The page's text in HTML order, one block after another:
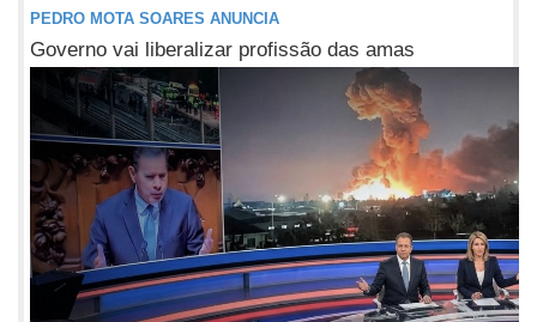
PEDRO MOTA SOARES ANUNCIA
Governo vai liberalizar profissão das amas